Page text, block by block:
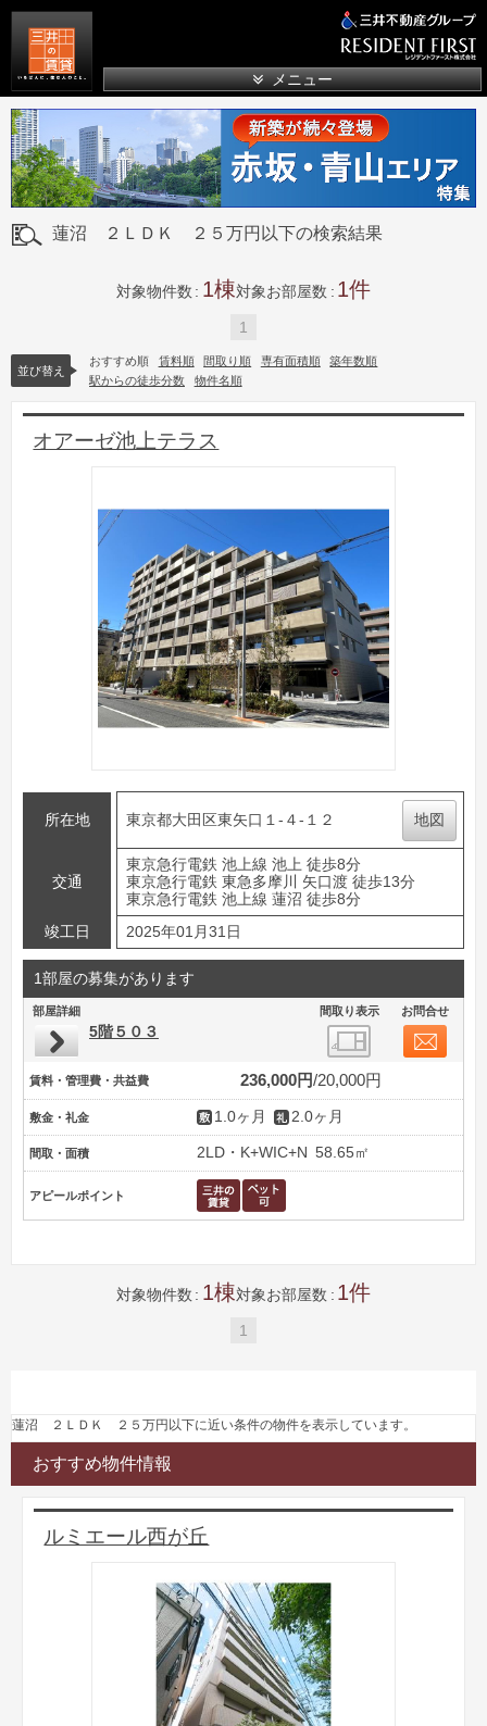
メニュー
蓮沼 ２ＬＤＫ ２５万円以下の検索結果
対象物件数 1 対象お部屋数 1
1
並び替え
おすすめ順 賃料順 間取り順 専有面積順
築年数順
駅からの徒歩分数
物件名順
オアーゼ池上テラス
所在地 東京都大田区東矢口１-４-１２ 地図
交通
東京急行電鉄 池上線 池上 徒歩8分
東京急行電鉄 東急多摩川 矢口渡 徒歩13分
東京急行電鉄 池上線 蓮沼 徒歩8分
竣工日
2025年01月31日
1部屋の募集があります
部屋詳細 間取り表示 お問合せ
5階５０３
賃料・管理費・共益費 236,000円 20,000円
敷金・礼金 1.0ヶ月 2.0ヶ月
間取・面積 2LD・K+WIC+N 58.65㎡
アピールポイント
対象物件数 1 対象お部屋数 1
1
蓮沼 ２ＬＤＫ ２５万円以下に近い条件の物件を表示しています。
おすすめ物件情報
ルミエール西が丘